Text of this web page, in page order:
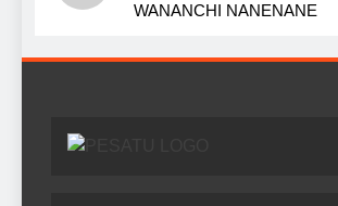
WANANCHI NANENANE